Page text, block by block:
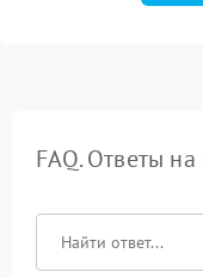
FAQ. Ответы